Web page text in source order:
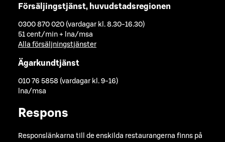
Försäljingstjänst, huvudstadsregionen
0300 870 020 (vardagar kl. 8.30-16.30)
51 cent/min + lna/msa
Alla försäljningstjänster
Ägarkundtjänst
010 76 5858 (vardagar kl. 9-16)
lna/msa
Respons
Responslänkarna till de enskilda restaurangerna finns på